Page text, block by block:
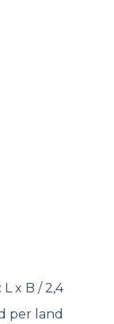
x B / 2,4
per land